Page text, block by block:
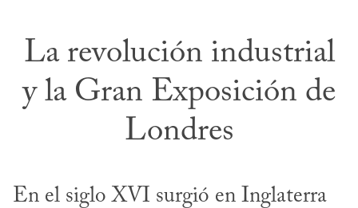
La revolución industrial
y la Gran Exposición de
Londres
En el siglo XVI surgió en Inglaterra